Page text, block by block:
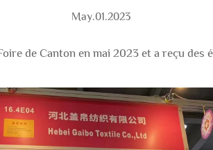
May.01.2023
de Canton en mai 2023 et a reçu des